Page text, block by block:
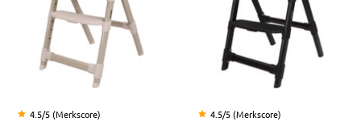
4.5/5 (Merkscore) 4.5/5 (Merkscore)